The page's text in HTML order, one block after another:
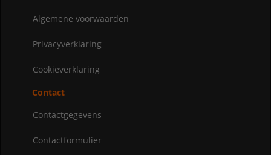
Algemene voorwaarden
Privacyverklaring
Cookieverklaring
Contact
Contactgegevens
Contactformulier